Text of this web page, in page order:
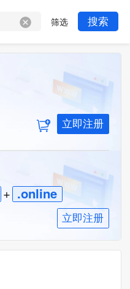
筛选 搜索
立即注册
+ .online
立即注册